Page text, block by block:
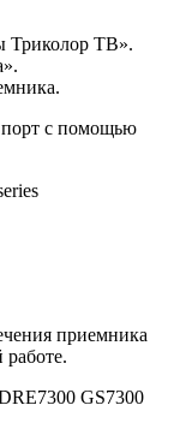
Триколор ТВ».
с помощью
приемника
GS7300